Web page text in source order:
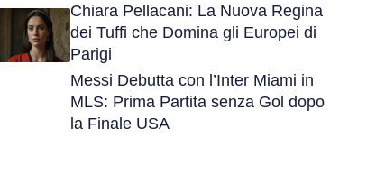
Chiara Pellacani: La Nuova Regina
dei Tuffi che Domina gli Europei di
Parigi
Messi Debutta con l’Inter Miami in
MLS: Prima Partita senza Gol dopo
la Finale USA